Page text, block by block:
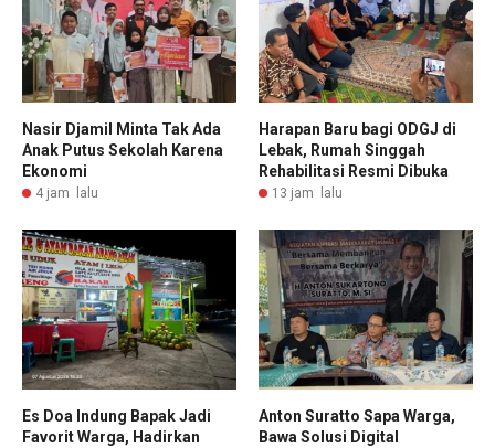
Nasir Djamil Minta Tak Ada
Anak Putus Sekolah Karena
Ekonomi
4 jam lalu
Harapan Baru bagi ODGJ di
Lebak, Rumah Singgah
Rehabilitasi Resmi Dibuka
13 jam lalu
Es Doa Indung Bapak Jadi
Favorit Warga, Hadirkan
Anton Suratto Sapa Warga,
Bawa Solusi Digital